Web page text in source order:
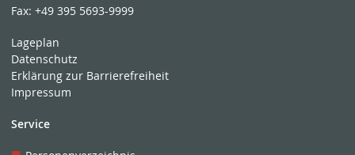
Fax:+49 395 5693-9999
Lageplan
Datenschutz
Erklärung zur Barrierefreiheit
Impressum
Service